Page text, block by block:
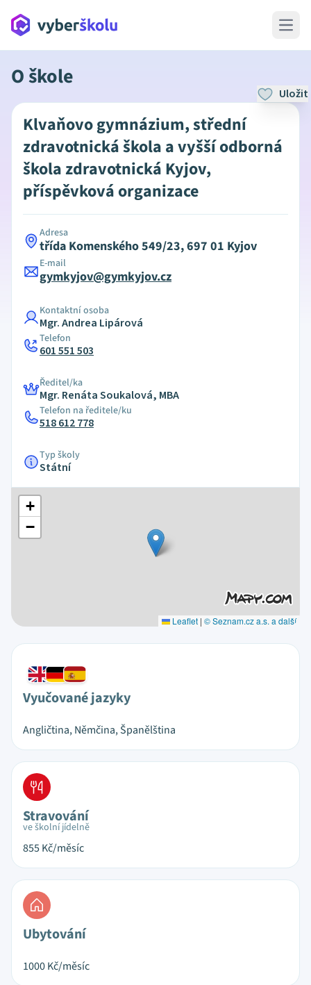
Open
O škole
Uložit
Klvaňovo gymnázium, střední
zdravotnická škola a vyšší odborná
škola zdravotnická Kyjov,
příspěvková organizace
Adresa
třída Komenského 549/23, 697 01 Kyjov
E-mail
gymkyjov@gymkyjov.cz
Kontaktní osoba
Mgr. Andrea Lipárová
Telefon
601 551 503
Ředitel/ka
Mgr. Renáta Soukalová, MBA
Telefon na ředitele/ku
518 612 778
Typ školy
Státní
+
−
Leaflet | © Seznam.cz a.s. a další
Vyučované jazyky
Angličtina, Němčina, Španělština
Stravování
ve školní jídelně
855Kč/měsíc
Ubytování
1000Kč/měsíc